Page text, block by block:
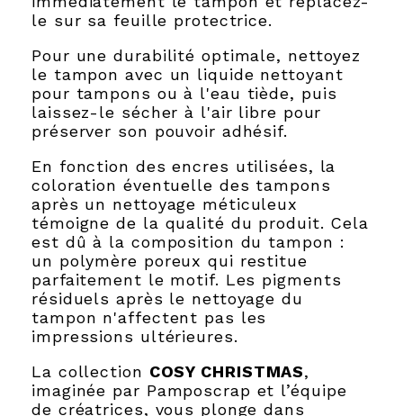
le sur sa feuille protectrice.
Pour une durabilité optimale, nettoyez
le tampon avec un liquide nettoyant
pour tampons ou à l'eau tiède, puis
laissez-le sécher à l'air libre pour
préserver son pouvoir adhésif.
En fonction des encres utilisées, la
coloration éventuelle des tampons
après un nettoyage méticuleux
témoigne de la qualité du produit. Cela
est dû à la composition du tampon :
un polymère poreux qui restitue
parfaitement le motif. Les pigments
résiduels après le nettoyage du
tampon n'affectent pas les
impressions ultérieures.
La collection COSY CHRISTMAS,
imaginée par Pamposcrap et l’équipe
de créatrices, vous plonge dans